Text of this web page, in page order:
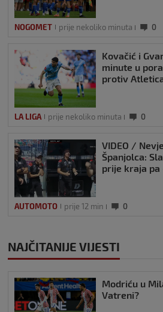
NOGOMET prije nekoliko minuta 0
Kovačić i
minute u
protiv
LA LIGA prije nekoliko minuta 0
VIDEO /
Španjolca:
prije kraja pa
AUTOMOTO prije 12 min 0
NAJČITANIJE VIJESTI
Modriću u
Vatreni?